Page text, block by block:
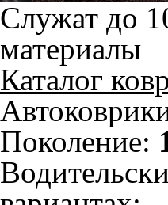
Служат до
материалы
Каталог
Поколение: